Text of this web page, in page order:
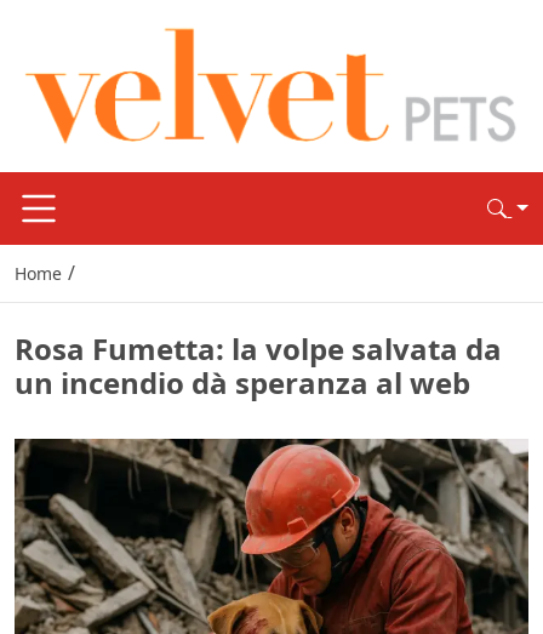
Home /
Rosa Fumetta: la volpe salvata da
un incendio dà speranza al web